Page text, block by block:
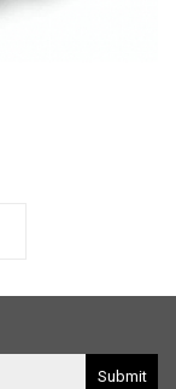
Submit